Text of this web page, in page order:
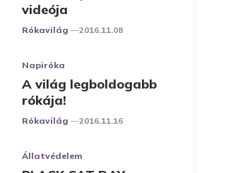
videója
Posted
Rókavilág 2016.11.08
Napiróka
A világ legboldogabb
rókája!
Posted
Rókavilág 2016.11.16
Állatvédelem